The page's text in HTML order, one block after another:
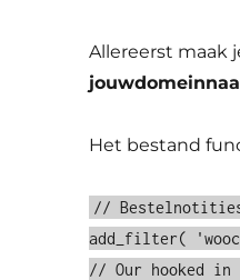
Allereerst maak
Het bestand
// Bestelnotities
add_filter(
// Our hooked